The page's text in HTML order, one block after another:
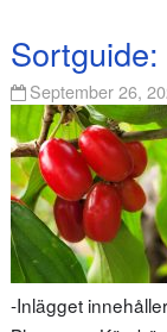
September 26,
-Inlägget